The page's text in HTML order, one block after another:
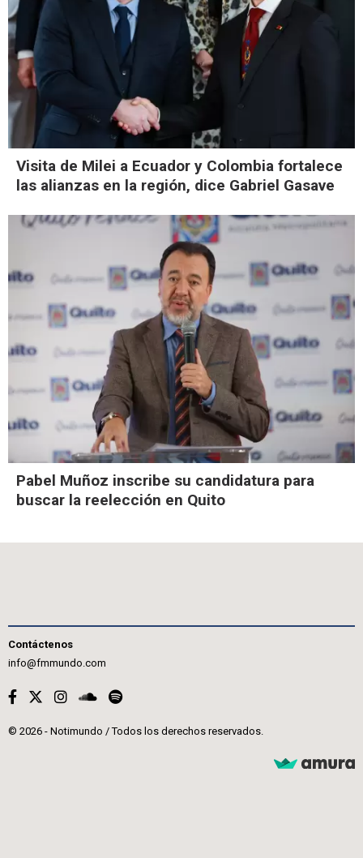
Visita de Milei a Ecuador y Colombia fortalece
las alianzas en la región, dice Gabriel Gasave
Pabel Muñoz inscribe su candidatura para
buscar la reelección en Quito
Contáctenos
info@fmmundo.com
© 2026 - Notimundo / Todos los derechos reservados.